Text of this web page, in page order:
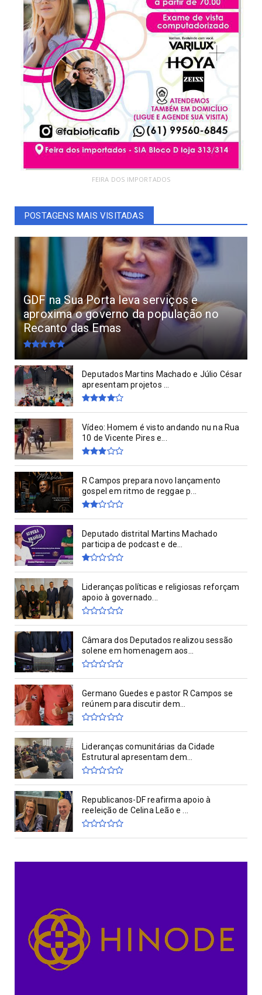
FEIRA DOS IMPORTADOS
POSTAGENS MAIS VISITADAS
GDF na Sua Porta leva serviços e
aproxima o governo da população no
Recanto das Emas
Deputados Martins Machado e Júlio César
apresentam projetos ...
Vídeo: Homem é visto andando nu na Rua
10 de Vicente Pires e...
R Campos prepara novo lançamento
gospel em ritmo de reggae p...
Deputado distrital Martins Machado
participa de podcast e de...
Lideranças políticas e religiosas reforçam
apoio à governado...
Câmara dos Deputados realizou sessão
solene em homenagem aos...
Germano Guedes e pastor R Campos se
reúnem para discutir dem...
Lideranças comunitárias da Cidade
Estrutural apresentam dem...
Republicanos-DF reafirma apoio à
reeleição de Celina Leão e ...